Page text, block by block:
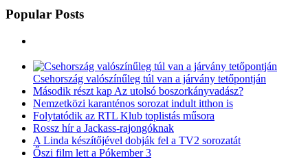
Popular Posts
Csehország valószínűleg túl van a járvány tetőpontján
Második részt kap Az utolsó boszorkányvadász?
Nemzetközi karanténos sorozat indult itthon is
Folytatódik az RTL Klub toplistás műsora
Rossz hír a Jackass-rajongóknak
A Linda készítőjével dobják fel a TV2 sorozatát
Őszi film lett a Pókember 3